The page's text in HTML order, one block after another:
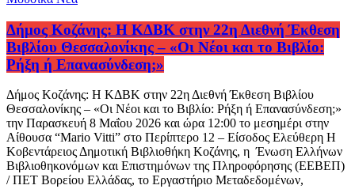
Δήμος Κοζάνης: Η ΚΔΒΚ στην 22η Διεθνή Έκθεση
Βιβλίου Θεσσαλονίκης – «Οι Νέοι και το Βιβλίο:
Ρήξη ή Επανασύνδεση;»
Δήμος Κοζάνης: Η ΚΔΒΚ στην 22η Διεθνή Έκθεση Βιβλίου
Θεσσαλονίκης – «Οι Νέοι και το Βιβλίο: Ρήξη ή Επανασύνδεση;»
την Παρασκευή 8 Μαΐου 2026 και ώρα 12:00 το μεσημέρι στην
Αίθουσα “Mario Vitti” στο Περίπτερο 12 – Είσοδος Ελεύθερη Η
Κοβεντάρειος Δημοτική Βιβλιοθήκη Κοζάνης, η Ένωση Ελλήνων
Βιβλιοθηκονόμων και Επιστημόνων της Πληροφόρησης (ΕΕΒΕΠ)
/ ΠΕΤ Βορείου Ελλάδας, το Εργαστήριο Μεταδεδομένων,